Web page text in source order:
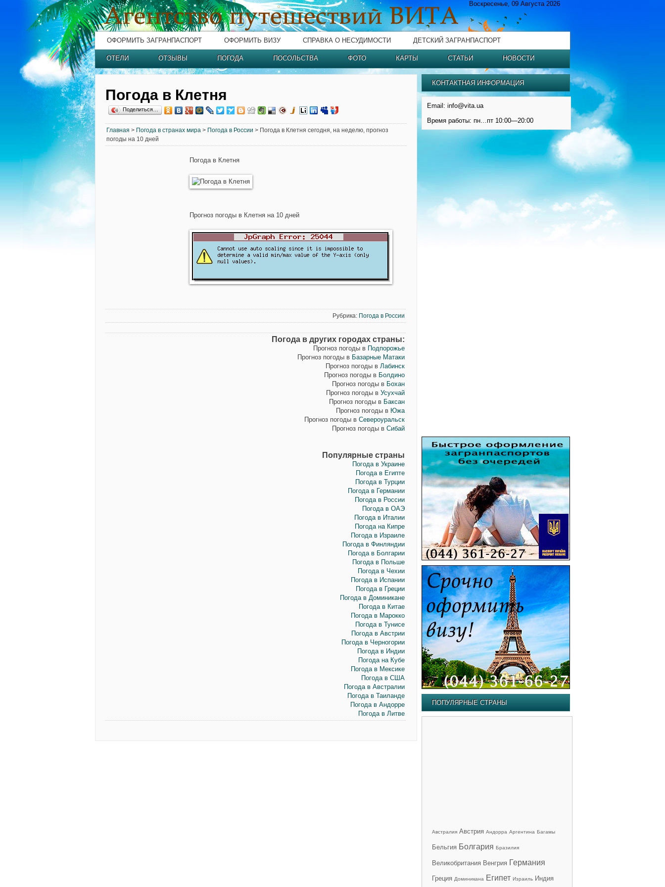
Воскресенье, 09 Августа 2026
ОФОРМИТЬ ЗАГРАНПАСПОРТ ОФОРМИТЬ ВИЗУ СПРАВКА О НЕСУДИМОСТИ ДЕТСКИЙ ЗАГРАНПАСПОРТ
ОТЕЛИ ОТЗЫВЫ ПОГОДА ПОСОЛЬСТВА ФОТО КАРТЫ СТАТЬИ НОВОСТИ
Погода в Клетня
Поделиться…
Главная > Погода в странах мира > Погода в России > Погода в Клетня сегодня, на неделю, прогноз
погоды на 10 дней
Погода в Клетня
Прогноз погоды в Клетня на 10 дней
Рубрика: Погода в России
Погода в других городах страны:
Прогноз погоды в Подпорожье
Прогноз погоды в Базарные Матаки
Прогноз погоды в Лабинск
Прогноз погоды в Болдино
Прогноз погоды в Бохан
Прогноз погоды в Усухчай
Прогноз погоды в Баксан
Прогноз погоды в Южа
Прогноз погоды в Североуральск
Прогноз погоды в Сибай
Популярные страны
Погода в Украине
Погода в Египте
Погода в Турции
Погода в Германии
Погода в России
Погода в ОАЭ
Погода в Италии
Погода на Кипре
Погода в Израиле
Погода в Финляндии
Погода в Болгарии
Погода в Польше
Погода в Чехии
Погода в Испании
Погода в Греции
Погода в Доминикане
Погода в Китае
Погода в Марокко
Погода в Тунисе
Погода в Австрии
Погода в Черногории
Погода в Индии
Погода на Кубе
Погода в Мексике
Погода в США
Погода в Австралии
Погода в Таиланде
Погода в Андорре
Погода в Литве
КОНТАКТНАЯ ИНФОРМАЦИЯ
Email: info@vita.ua
Время работы: пн…пт 10:00—20:00
ПОПУЛЯРНЫЕ СТРАНЫ
Австралия Австрия Андорра Аргентина Багамы
Бельгия Болгария Бразилия
Великобритания Венгрия Германия
Греция Доминикана Египет Израиль Индия